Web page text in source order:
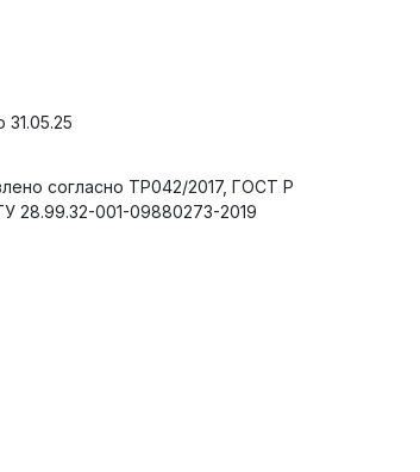
31.05.25
согласно ТР042/2017, ГОСТ Р
28.99.32-001-09880273-2019